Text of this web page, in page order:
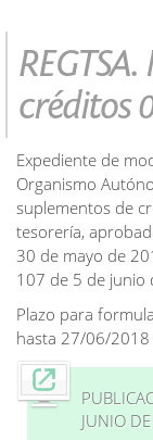
créditos
Expediente de
Organismo
suplementos de
tesorería,
30 de mayo de
107 de 5 de junio
Plazo para
hasta 27/06/2018
JUNIO